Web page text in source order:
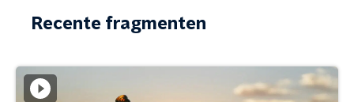
Recente fragmenten